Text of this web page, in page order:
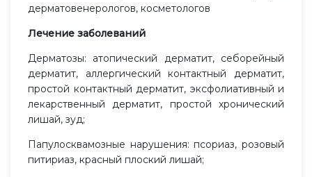
дерматовенерологов, косметологов
Лечение заболеваний
Дерматозы: атопический дерматит, себорейный
дерматит, аллергический контактный дерматит,
простой контактный дерматит, эксфолиативный и
лекарственный дерматит, простой хронический
лишай, зуд;
Папулосквамозные нарушения: псориаз, розовый
питириаз, красный плоский лишай;